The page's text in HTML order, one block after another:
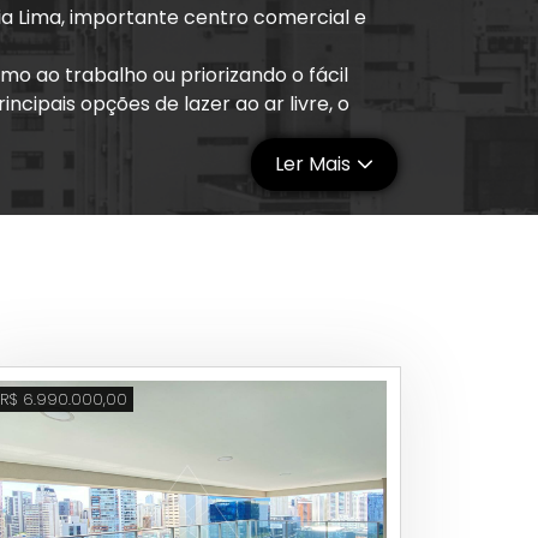
Lima, importante centro comercial e
ao trabalho ou priorizando o fácil
opções de lazer ao ar livre, o
do Itaim Bibi símbolo da gastronomia
faculdades e lojas. Na área de
os shoppings Iguatemi, JK Iguatemi, o
Ler Mais
R$ 6.990.000,00